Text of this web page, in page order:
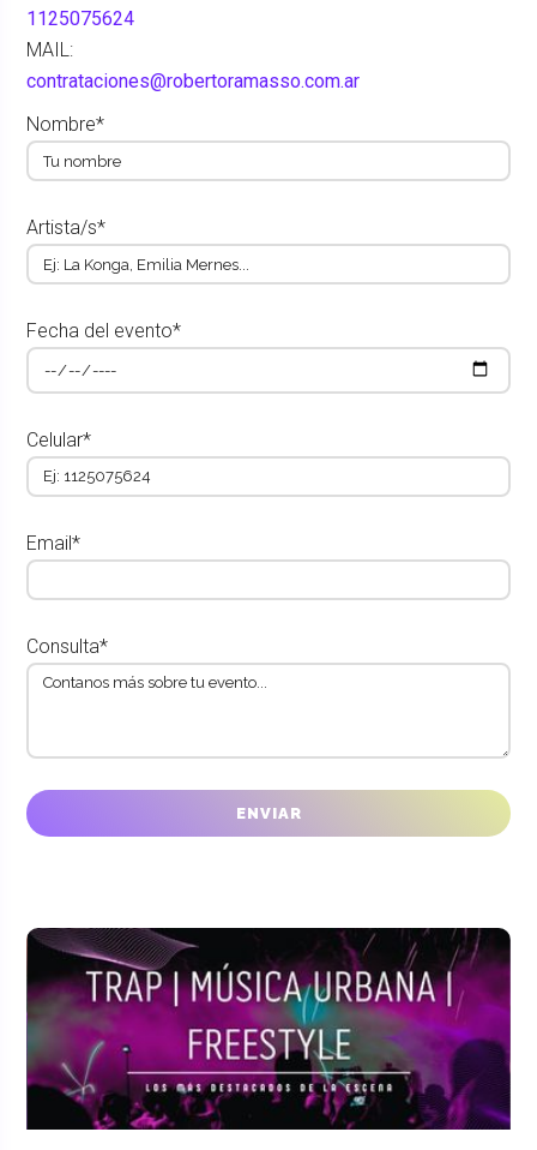
1125075624
MAIL:
contrataciones@robertoramasso.com.ar
Nombre*
Artista/s*
Fecha del evento*
Celular*
Email*
Consulta*